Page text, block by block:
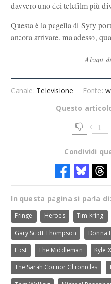
davvero uno dei telefilm più
Questa è la pagella di Syfy
ancora arrivare. ma adesso,
Alcuni
Canale: Televisione Fonte:
Questo
1
Condividi
In questa pagina si parla di:
Fringe Heroes Tim Kring
Gary Scott Thompson Donna
Lost The Middleman Kyle
The Sarah Connor Chronicles